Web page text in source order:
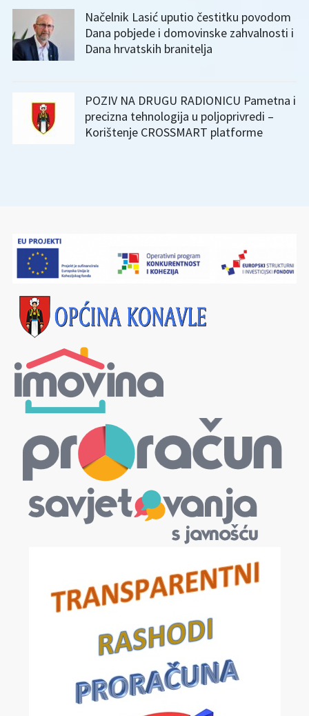
Načelnik Lasić uputio čestitku povodom
Dana pobjede i domovinske zahvalnosti i
Dana hrvatskih branitelja
POZIV NA DRUGU RADIONICU Pametna i
precizna tehnologija u poljoprivredi –
Korištenje CROSSMART platforme